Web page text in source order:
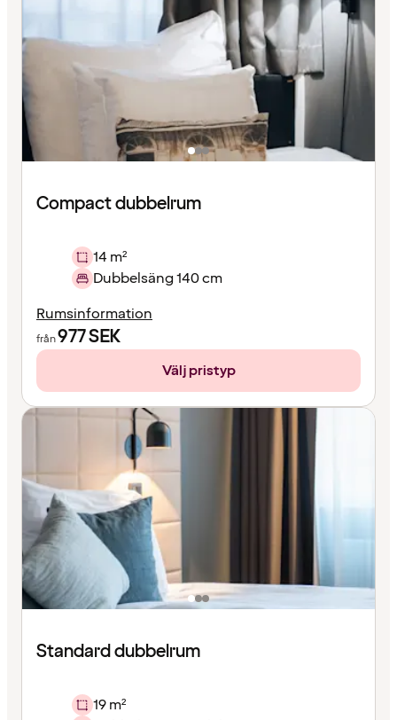
Compact dubbelrum
14 m²
Dubbelsäng 140 cm
Rumsinformation
från977SEK
Välj pristyp
Standard dubbelrum
19 m²